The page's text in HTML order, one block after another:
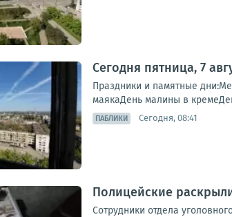
Сегодня пятница, 7
Праздники и памятные
маякаДень малины в
ПАБЛИКИ Сегодня, 08:41
Полицейские
Сотрудники отдела